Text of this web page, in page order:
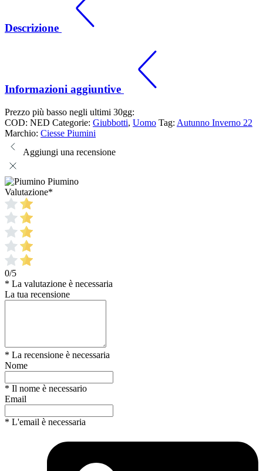
Descrizione
Informazioni aggiuntive
Prezzo più basso negli ultimi 30gg:
COD: NED Categorie: Giubbotti, Uomo Tag: Autunno Inverno 22
Marchio: Ciesse Piumini
Aggiungi una recensione
Piumino
Valutazione*
0/5
* La valutazione è necessaria
La tua recensione
* La recensione è necessaria
Nome
* Il nome è necessario
Email
* L'email è necessaria